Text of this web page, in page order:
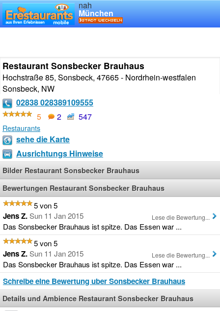
nah
München
Restaurant Sonsbecker Brauhaus
Hochstraße 85, Sonsbeck, 47665 - Nordrhein-westfalen
Sonsbeck, NW
02838 028389109555
5
2 547
Restaurants
sehe die Karte
Ausrichtungs Hinweise
Bilder Restaurant Sonsbecker Brauhaus
Bewertungen Restaurant Sonsbecker Brauhaus
5 von 5
Jens Z.Sun 11 Jan 2015
Das Sonsbecker Brauhaus ist spitze. Das Essen war ...
Lese die Bewertung...
5 von 5
Jens Z.Sun 11 Jan 2015
Das Sonsbecker Brauhaus ist spitze. Das Essen war ...
Lese die Bewertung...
Schreibe eine Bewertung uber Sonsbecker Brauhaus
Details und Ambience Restaurant Sonsbecker Brauhaus